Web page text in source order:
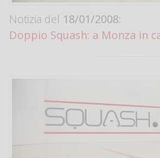
Notizia del 18/01/2008:
Doppio Squash: a Monza in